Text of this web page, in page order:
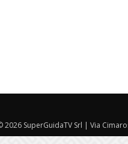
2026 SuperGuidaTV Srl | Via